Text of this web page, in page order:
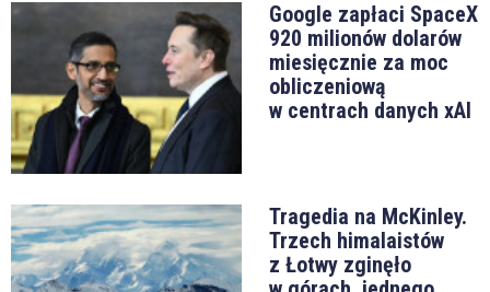
Google zapłaci SpaceX
920 milionów dolarów
miesięcznie za moc
obliczeniową
w centrach danych xAI
Tragedia na McKinley.
Trzech himalaistów
z Łotwy zginęło